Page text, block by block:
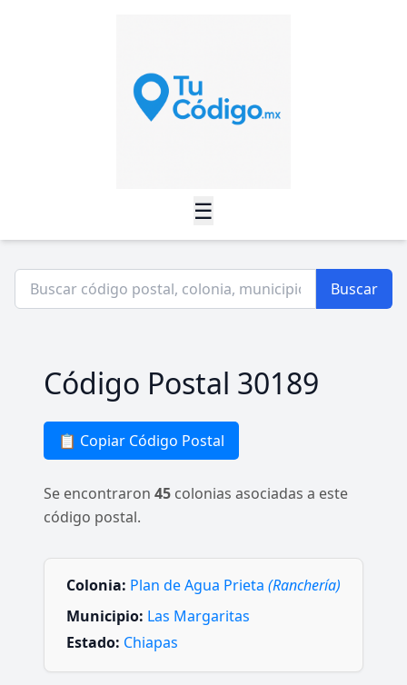
☰
Buscar
Código Postal 30189
📋 Copiar Código Postal
Se encontraron 45 colonias asociadas a este
código postal.
Colonia: Plan de Agua Prieta (Ranchería)
Municipio: Las Margaritas
Estado: Chiapas